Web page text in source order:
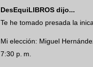
DesEquiLIBROS dijo...
Te he tomado presada la
Mi elección: Miguel
7:30 p. m.